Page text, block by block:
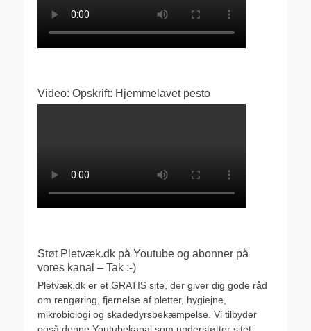
Video: Opskrift: Hjemmelavet pesto
Støt Pletvæk.dk på Youtube og abonner på
vores kanal – Tak :-)
Pletvæk.dk er et GRATIS site, der giver dig gode råd
om rengøring, fjernelse af pletter, hygiejne,
mikrobiologi og skadedyrsbekæmpelse. Vi tilbyder
også denne Youtubekanal som understøtter sitet: